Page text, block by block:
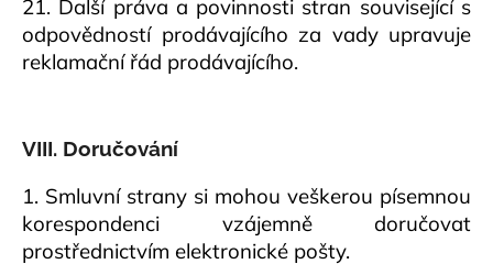
21. Další práva a povinnosti stran související s
odpovědností prodávajícího za vady upravuje
reklamační řád prodávajícího.
VIII. Doručování
1. Smluvní strany si mohou veškerou písemnou
korespondenci vzájemně doručovat
prostřednictvím elektronické pošty.